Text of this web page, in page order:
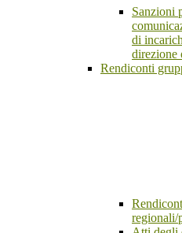
Sanzioni
di
direzione
Rendiconti
regionali/